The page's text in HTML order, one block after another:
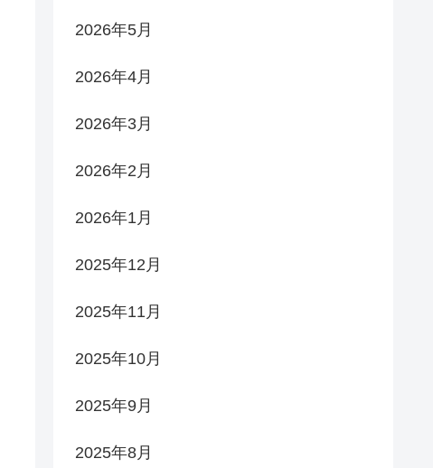
2026年5月
2026年4月
2026年3月
2026年2月
2026年1月
2025年12月
2025年11月
2025年10月
2025年9月
2025年8月